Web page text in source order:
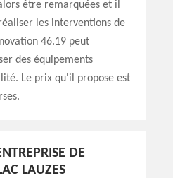
être remarquées et il
les interventions de
46.19 peut
des équipements
Le prix qu'il propose est
DE
LAUZES